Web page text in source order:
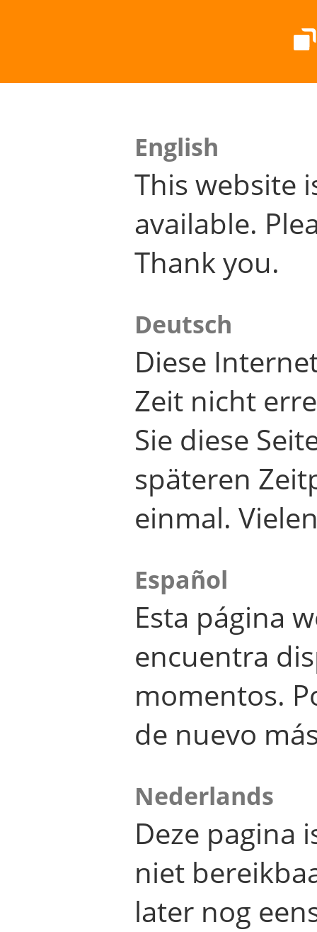
English
This website
available.
Thank you.
Deutsch
Diese
Zeit nicht
Sie diese
späteren
einmal.
Español
Esta página
encuentra
momentos.
de nuevo
Nederlands
Deze pagina
niet
later nog